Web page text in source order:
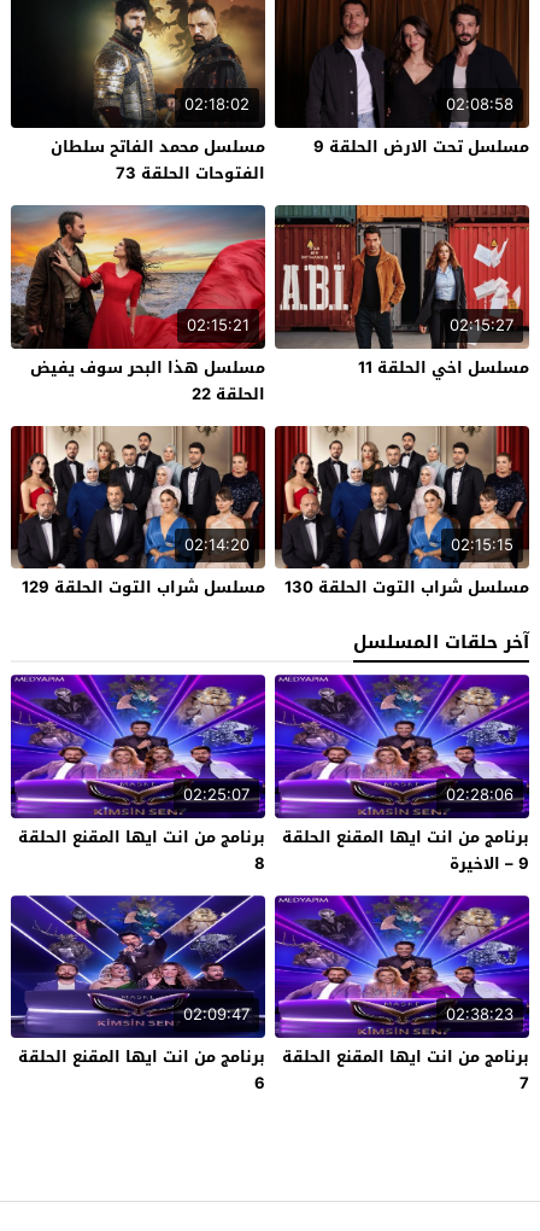
02:08:58
مسلسل تحت الارض الحلقة 9
02:18:02
مسلسل محمد الفاتح سلطان
الفتوحات الحلقة 73
02:15:27
مسلسل اخي الحلقة 11
02:15:21
مسلسل هذا البحر سوف يفيض
الحلقة 22
02:15:15
مسلسل شراب التوت الحلقة 130
02:14:20
مسلسل شراب التوت الحلقة 129
آخر حلقات المسلسل
02:28:06
برنامج من انت ايها المقنع الحلقة
9 – الاخيرة
02:25:07
برنامج من انت ايها المقنع الحلقة
8
02:38:23
برنامج من انت ايها المقنع الحلقة
7
02:09:47
برنامج من انت ايها المقنع الحلقة
6